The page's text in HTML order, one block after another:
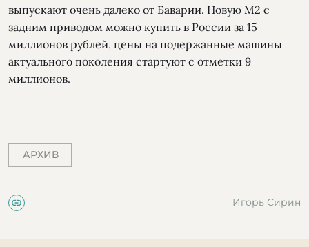
выпускают очень далеко от Баварии. Новую М2 с
задним приводом можно купить в России за 15
миллионов рублей, цены на подержанные машины
актуального поколения стартуют с отметки 9
миллионов.
АРХИВ
Игорь Сирин